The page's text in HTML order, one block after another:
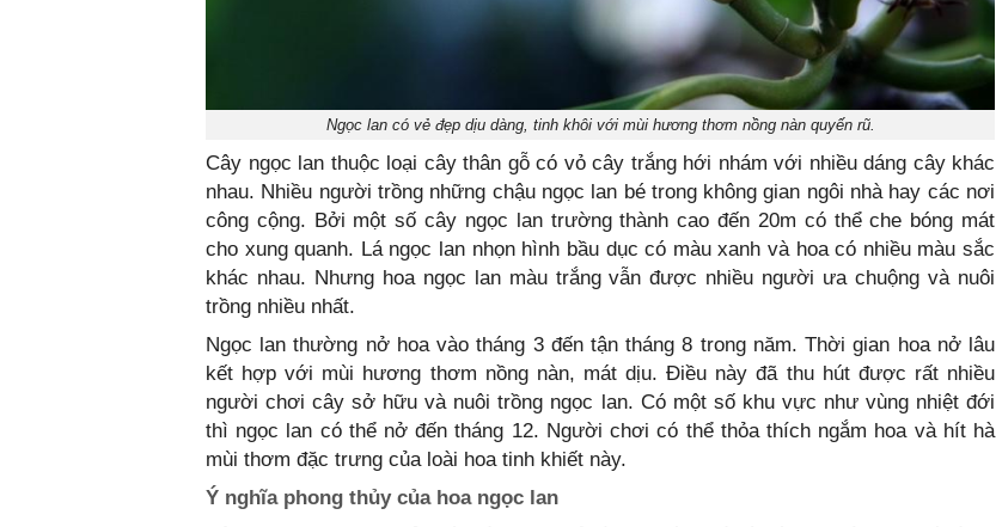
Ngọc lan có vẻ đẹp dịu dàng, tinh khôi với mùi hương thơm nồng nàn quyến rũ.
Cây ngọc lan thuộc loại cây thân gỗ có vỏ cây trắng hới nhám với nhiều dáng cây khác
nhau. Nhiều người trồng những chậu ngọc lan bé trong không gian ngôi nhà hay các nơi
công cộng. Bởi một số cây ngọc lan trường thành cao đến 20m có thể che bóng mát
cho xung quanh. Lá ngọc lan nhọn hình bầu dục có màu xanh và hoa có nhiều màu sắc
khác nhau. Nhưng hoa ngọc lan màu trắng vẫn được nhiều người ưa chuộng và nuôi
trồng nhiều nhất.
Ngọc lan thường nở hoa vào tháng 3 đến tận tháng 8 trong năm. Thời gian hoa nở lâu
kết hợp với mùi hương thơm nồng nàn, mát dịu. Điều này đã thu hút được rất nhiều
người chơi cây sở hữu và nuôi trồng ngọc lan. Có một số khu vực như vùng nhiệt đới
thì ngọc lan có thể nở đến tháng 12. Người chơi có thể thỏa thích ngắm hoa và hít hà
mùi thơm đặc trưng của loài hoa tinh khiết này.
Ý nghĩa phong thủy của hoa ngọc lan